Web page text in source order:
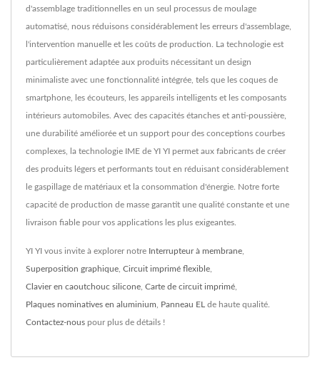
d'assemblage traditionnelles en un seul processus de moulage
automatisé, nous réduisons considérablement les erreurs d'assemblage,
l'intervention manuelle et les coûts de production. La technologie est
particulièrement adaptée aux produits nécessitant un design
minimaliste avec une fonctionnalité intégrée, tels que les coques de
smartphone, les écouteurs, les appareils intelligents et les composants
intérieurs automobiles. Avec des capacités étanches et anti-poussière,
une durabilité améliorée et un support pour des conceptions courbes
complexes, la technologie IME de YI YI permet aux fabricants de créer
des produits légers et performants tout en réduisant considérablement
le gaspillage de matériaux et la consommation d'énergie. Notre forte
capacité de production de masse garantit une qualité constante et une
livraison fiable pour vos applications les plus exigeantes.
YI YI vous invite à explorer notre Interrupteur à membrane,
Superposition graphique, Circuit imprimé flexible,
Clavier en caoutchouc silicone, Carte de circuit imprimé,
Plaques nominatives en aluminium, Panneau EL de haute qualité.
Contactez-nous pour plus de détails !